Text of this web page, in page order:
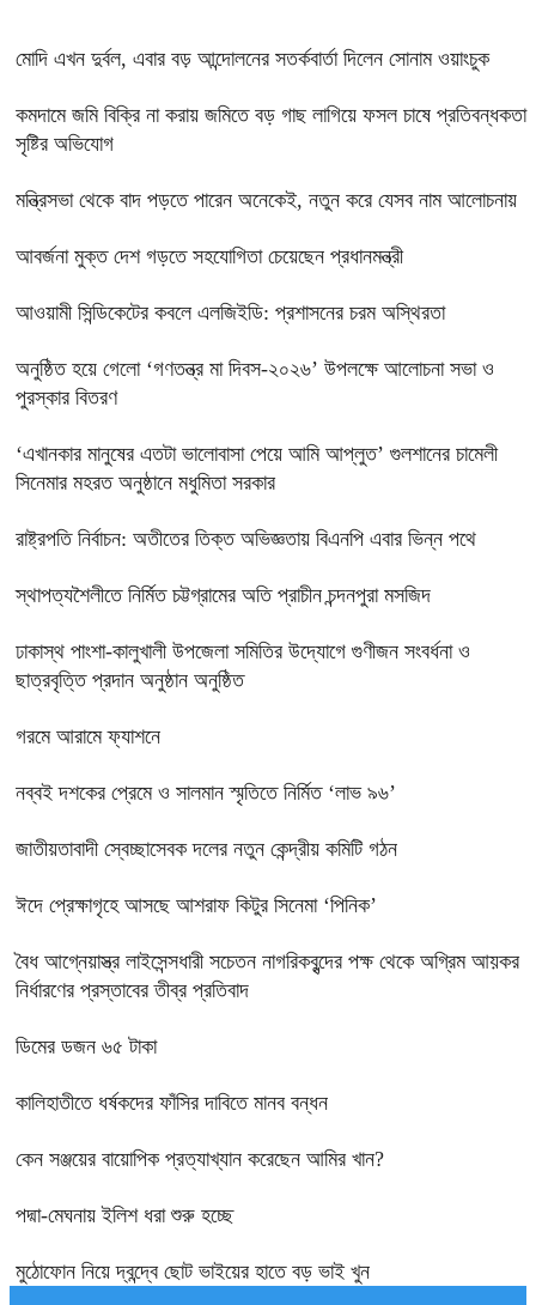
মোদি এখন দুর্বল, এবার বড় আন্দোলনের সতর্কবার্তা দিলেন সোনাম ওয়াংচুক
কমদামে জমি বিক্রি না করায় জমিতে বড় গাছ লাগিয়ে ফসল চাষে প্রতিবন্ধকতা
সৃষ্টির অভিযোগ
মন্ত্রিসভা থেকে বাদ পড়তে পারেন অনেকেই, নতুন করে যেসব নাম আলোচনায়
আবর্জনা মুক্ত দেশ গড়তে সহযোগিতা চেয়েছেন প্রধানমন্ত্রী
‎আওয়ামী সিন্ডিকেটের কবলে এলজিইডি: প্রশাসনের চরম অস্থিরতা
অনুষ্ঠিত হয়ে গেলো ‘গণতন্ত্র মা দিবস-২০২৬’ উপলক্ষে আলোচনা সভা ও
পুরস্কার বিতরণ
‘এখানকার মানুষের এতটা ভালোবাসা পেয়ে আমি আপ্লুত’ গুলশানের চামেলী
সিনেমার মহরত অনুষ্ঠানে মধুমিতা সরকার
রাষ্ট্রপতি নির্বাচন: অতীতের তিক্ত অভিজ্ঞতায় বিএনপি এবার ভিন্ন পথে
স্থাপত্যশৈলীতে নির্মিত চট্টগ্রামের অতি প্রাচীন চন্দনপুরা মসজিদ
ঢাকাস্থ পাংশা-কালুখালী উপজেলা সমিতির উদ্যোগে গুণীজন সংবর্ধনা ও
ছাত্রবৃত্তি প্রদান অনুষ্ঠান অনুষ্ঠিত
গরমে আরামে ফ্যাশনে
নব্বই দশকের প্রেমে ও সালমান স্মৃতিতে নির্মিত ‘লাভ ৯৬’
জাতীয়তাবাদী স্বেচ্ছাসেবক দলের নতুন কেন্দ্রীয় কমিটি গঠন
ঈদে প্রেক্ষাগৃহে আসছে আশরাফ কিটুর সিনেমা ‘পিনিক’
বৈধ আগ্নেয়াস্ত্র লাইসেন্সধারী সচেতন নাগরিকবৃন্দের পক্ষ থেকে অগ্রিম আয়কর
নির্ধারণের প্রস্তাবের তীব্র প্রতিবাদ
ডিমের ডজন ৬৫ টাকা
কালিহাতীতে ধর্ষকদের ফাঁসির দাবিতে মানব বন্ধন
কেন সঞ্জয়ের বায়োপিক প্রত্যাখ্যান করেছেন আমির খান?
পদ্মা-মেঘনায় ইলিশ ধরা শুরু হচ্ছে
মুঠোফোন নিয়ে দ্বন্দ্বে ছোট ভাইয়ের হাতে বড় ভাই খুন